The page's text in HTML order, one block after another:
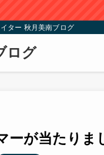
ター 秋月美南ブログ
ログ
ーが当たりま